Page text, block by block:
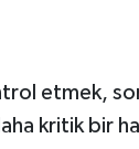
etmek,
kritik bir